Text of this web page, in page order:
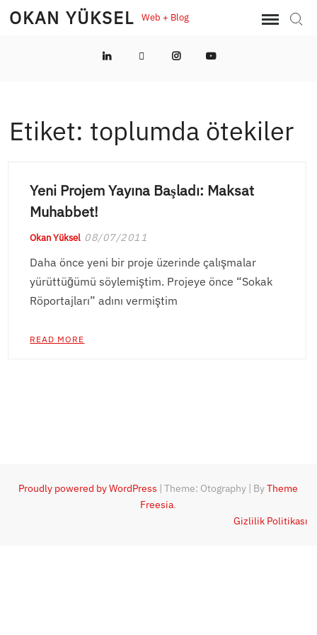
SkipOKAN YÜKSEL Web + Blog
LinkedInTwitterInstagramYouTube
Etiket: toplumda ötekiler
Yeni Projem Yayına Başladı: Maksat
Muhabbet!
Okan Yüksel 08/07/2011
Daha önce yeni bir proje üzerinde çalışmalar
yürüttüğümü söylemiştim. Projeye önce “Sokak
Röportajları” adını vermiştim
READ MORE
Proudly powered by WordPress |Theme: Otography | ByTheme
Freesia.
Gizlilik Politikası